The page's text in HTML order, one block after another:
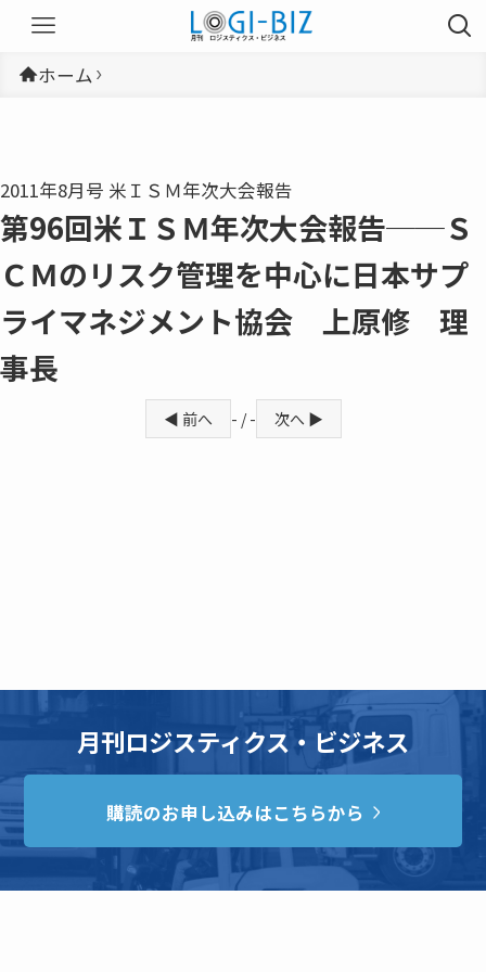
ホーム
2011年8月号 米ＩＳＭ年次大会報告
第96回米ＩＳＭ年次大会報告──Ｓ
ＣＭのリスク管理を中心に日本サプ
ライマネジメント協会 上原修 理
事長
◀ 前へ - / - 次へ ▶
月刊ロジスティクス・ビジネス
購読のお申し込みはこちらから